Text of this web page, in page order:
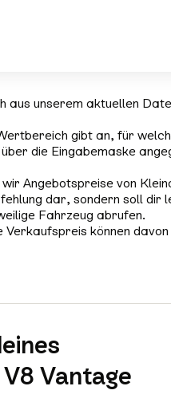
unserem aktuellen
gibt an, für
die Eingabemaske
Angebotspreise von
dar, sondern soll dir
Fahrzeug abrufen.
können
Vantage